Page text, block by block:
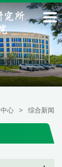
心 > 综合新闻